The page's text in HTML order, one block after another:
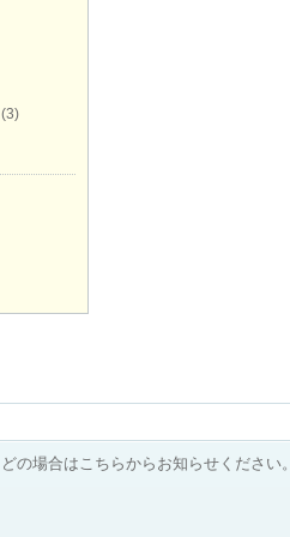
(3)
の場合はこちらからお知らせください。